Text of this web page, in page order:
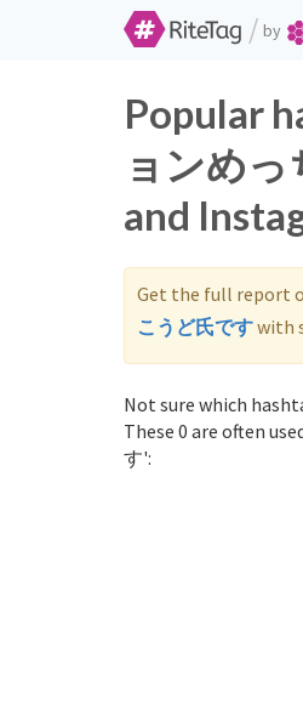
/ by
Popular
ョンめ
and
Get the full report
こうど氏ですwith
Not sure which
These 0 are often
す':